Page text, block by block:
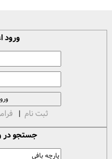
ورود
ثبت نام |
جستجو